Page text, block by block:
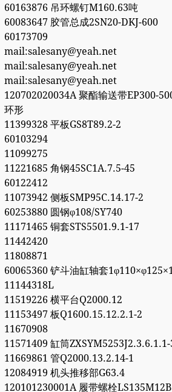
60163876 吊环螺钉M160.63吨
60083647 胶管总成2SN20-DKJ-600
60173709
mail:salesany@yeah.net
mail:salesany@yeah.net
mail:salesany@yeah.net
120702020034A 聚酯输送带EP300-
环形
11399328 平板GS8T89.2-2
60103294
11099275
11221685 角钢45SC1A.7.5-45
60122412
11073942 侧板SMP95C.14.17-2
60253880 圆钢φ108/SY740
11171465 铜套STS5501.9.1-17
11442420
11808871
60065360 铲斗油缸轴套
11144318L
11519226 横平台Q2000.12
11153497 板Q1600.15.12.2.1-2
11670908
11571409 缸筒ZXSYM5253J2.3.6.1.1-
11669861 管Q2000.13.2.14-1
12084919 机头推移部G63.4
120101230001A 履带螺栓LS135M12B